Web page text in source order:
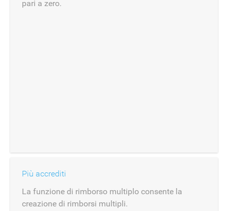
pari a zero.
Più accrediti
La funzione di rimborso multiplo consente la
creazione di rimborsi multipli.